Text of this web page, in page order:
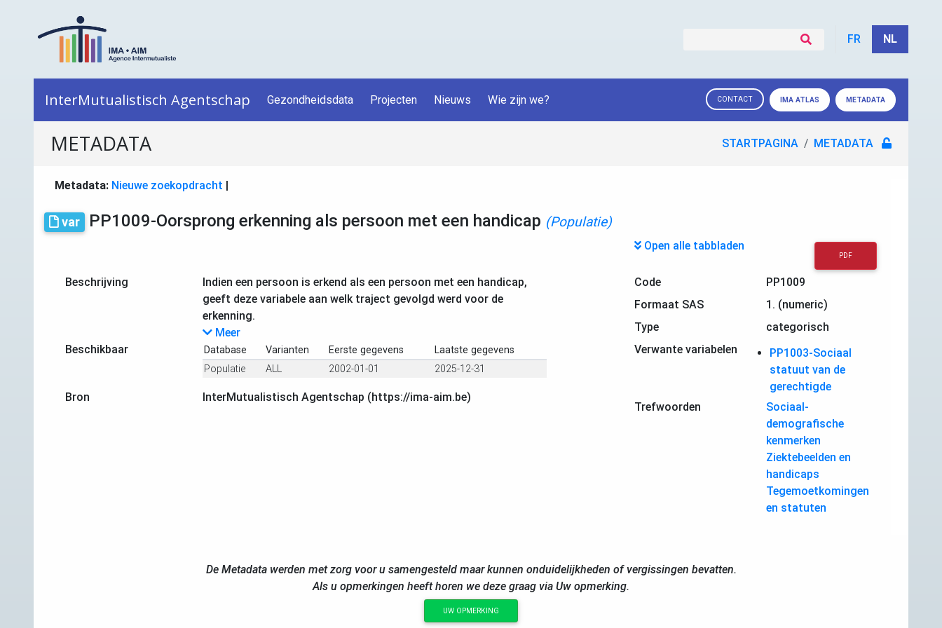
FR NL
InterMutualistisch Agentschap Gezondheidsdata Projecten Nieuws Wie zijn we? CONTACT IMA ATLAS METADATA
METADATA STARTPAGINA METADATA
Metadata: Nieuwe zoekopdracht |
var PP1009-Oorsprong erkenning als persoon met een handicap (Populatie)
Open alle tabbladen
PDF
Beschrijving
Indien een persoon is erkend als een persoon met een handicap,
geeft deze variabele aan welk traject gevolgd werd voor de
erkenning.
Meer
Beschikbaar
Database Varianten Eerste gegevens
Laatste gegevens
Populatie
ALL 2002-01-01 2025-12-31
Bron InterMutualistisch Agentschap (https://ima-aim.be)
Code
PP1009
Formaat SAS
1. (numeric)
Type
categorisch
Verwante variabelen
PP1003-Sociaal
statuut van de
gerechtigde
Trefwoorden
Sociaal-
demografische
kenmerken
Ziektebeelden en
handicaps
Tegemoetkomingen
en statuten
De Metadata werden met zorg voor u samengesteld maar kunnen onduidelijkheden of vergissingen bevatten.
Als u opmerkingen heeft horen we deze graag via Uw opmerking.
UW OPMERKING